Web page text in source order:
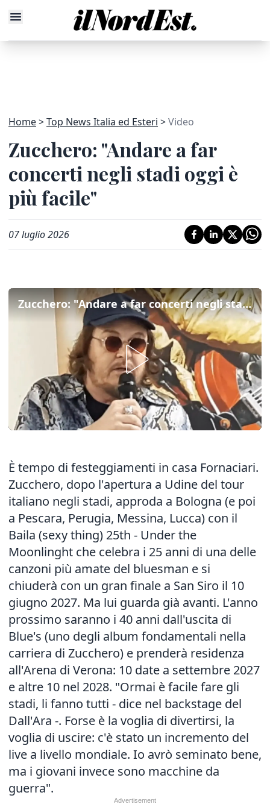
Home Top News Italia ed Esteri Video
Zucchero: "Andare a far
concerti negli stadi oggi è
più facile"
07 luglio 2026
Zucchero: "Andare a far concerti negli stadi oggi è più facile"
È tempo di festeggiamenti in casa Fornaciari.
Zucchero, dopo l'apertura a Udine del tour
italiano negli stadi, approda a Bologna (e poi
a Pescara, Perugia, Messina, Lucca) con il
Baila (sexy thing) 25th - Under the
Moonlinght che celebra i 25 anni di una delle
canzoni più amate del bluesman e si
chiuderà con un gran finale a San Siro il 10
giugno 2027. Ma lui guarda già avanti. L'anno
prossimo saranno i 40 anni dall'uscita di
Blue's (uno degli album fondamentali nella
carriera di Zucchero) e prenderà residenza
all'Arena di Verona: 10 date a settembre 2027
e altre 10 nel 2028. "Ormai è facile fare gli
stadi, li fanno tutti - dice nel backstage del
Dall'Ara -. Forse è la voglia di divertirsi, la
voglia di uscire: c'è stato un incremento del
live a livello mondiale. Io avrò seminato bene,
ma i giovani invece sono macchine da
guerra".